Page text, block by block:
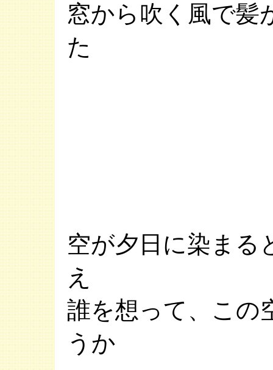
窓から吹く風で髪
た
空が夕日に染まる
え
誰を想って、この
うか